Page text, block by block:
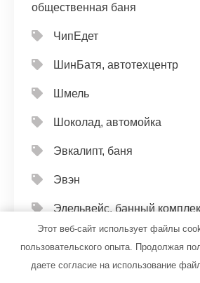
общественная баня
ЧипЕдет
ШинБатя, автотехцентр
Шмель
Шоколад, автомойка
Эвкалипт, баня
Эвэн
Эдельвейс, банный
Эдельвейс, банный комплекс
Экватор, спортивный
Этот веб-сайт использует файлы
пользовательского опыта. Продолжая
даете согласие на использование